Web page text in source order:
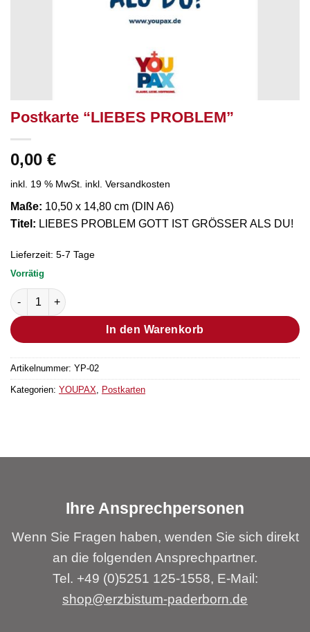
Postkarte “LIEBES PROBLEM”
0,00 €
inkl. 19 % MwSt. inkl. Versandkosten
Maße: 10,50 x 14,80 cm (DIN A6)
Titel: LIEBES PROBLEM GOTT IST GRÖSSER ALS DU!
Lieferzeit: 5-7 Tage
Vorrätig
Postkarte “LIEBES PROBLEM” Menge
In den Warenkorb
Artikelnummer: YP-02
Kategorien: YOUPAX Postkarten
Ihre Ansprechpersonen
Wenn Sie Fragen haben, wenden Sie sich direkt
an die folgenden Ansprechpartner.
Tel. +49 (0)5251 125-1558, E-Mail:
shop@erzbistum-paderborn.de